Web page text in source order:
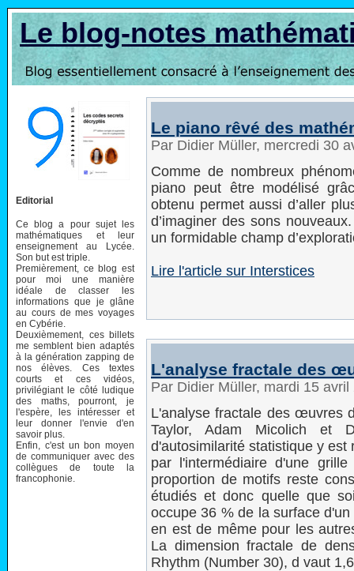
Le blog-notes
Editorial
Ce blog a pour sujet les
mathématiques et leur
enseignement au Lycée.
Son but est triple.
Premièrement, ce blog est
pour moi une manière
idéale de classer les
informations que je glâne
au cours de mes voyages
en Cybérie.
Deuxièmement, ces billets
me semblent bien adaptés
à la génération zapping de
nos élèves. Ces textes
courts et ces vidéos,
privilégiant le côté ludique
des maths, pourront, je
l'espère, les intéresser et
leur donner l'envie d'en
savoir plus.
Enfin, c'est un bon moyen
de communiquer avec des
collègues de toute la
francophonie.
Le piano rêvé des
Par Didier Müller, mercredi 30
Comme de nombreux
piano peut être modélisé
obtenu permet aussi d’aller
d’imaginer des sons
un formidable champ
Lire l'article sur Interstices
L'analyse fractale des
Par Didier Müller, mardi 15
L'analyse fractale des œuvres
Taylor, Adam Micolich et
d'autosimilarité statistique y
par l'intermédiaire d'une
proportion de motifs reste
étudiés et donc quelle que
occupe 36 % de la surface
en est de même pour les
La dimension fractale de
Rhythm (Number 30), d vaut